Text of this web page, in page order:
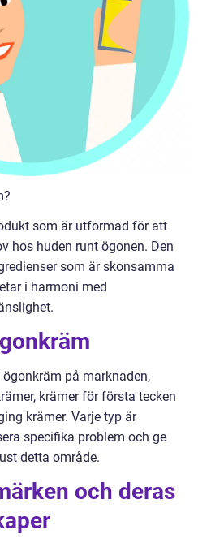
som är utformad för att
hos huden runt ögonen. Den
som är skonsamma
i harmoni med
på marknaden,
krämer för första tecken
krämer. Varje typ är
specifika problem och ge
detta område.
och deras